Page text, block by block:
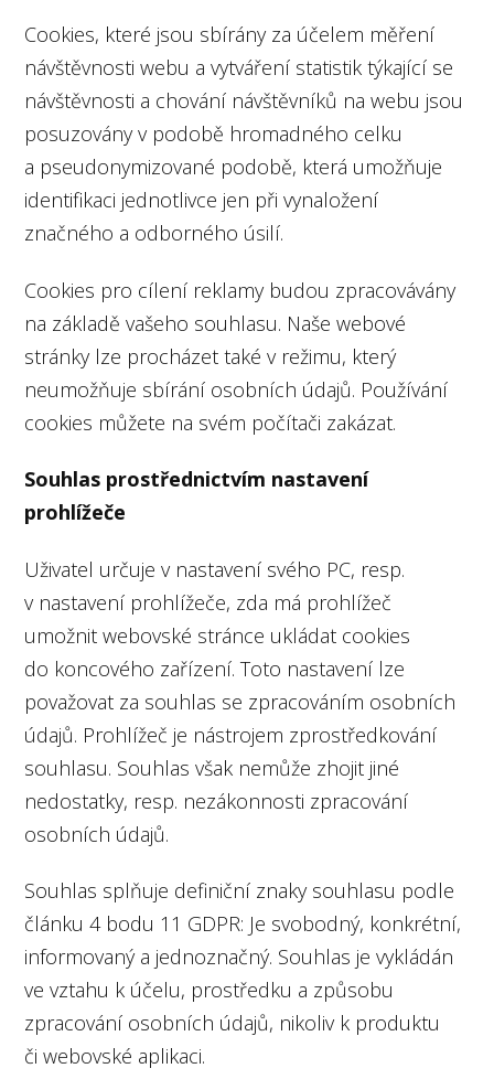
Cookies, které jsou sbírány za účelem měření
návštěvnosti webu a vytváření statistik týkající se
návštěvnosti a chování návštěvníků na webu jsou
posuzovány v podobě hromadného celku
a pseudonymizované podobě, která umožňuje
identifikaci jednotlivce jen při vynaložení
značného a odborného úsilí.
Cookies pro cílení reklamy budou zpracovávány
na základě vašeho souhlasu. Naše webové
stránky lze procházet také v režimu, který
neumožňuje sbírání osobních údajů. Používání
cookies můžete na svém počítači zakázat.
Souhlas prostřednictvím nastavení
prohlížeče
Uživatel určuje v nastavení svého PC, resp.
v nastavení prohlížeče, zda má prohlížeč
umožnit webovské stránce ukládat cookies
do koncového zařízení. Toto nastavení lze
považovat za souhlas se zpracováním osobních
údajů. Prohlížeč je nástrojem zprostředkování
souhlasu. Souhlas však nemůže zhojit jiné
nedostatky, resp. nezákonnosti zpracování
osobních údajů.
Souhlas splňuje definiční znaky souhlasu podle
článku 4 bodu 11 GDPR: Je svobodný, konkrétní,
informovaný a jednoznačný. Souhlas je vykládán
ve vztahu k účelu, prostředku a způsobu
zpracování osobních údajů, nikoliv k produktu
či webovské aplikaci.